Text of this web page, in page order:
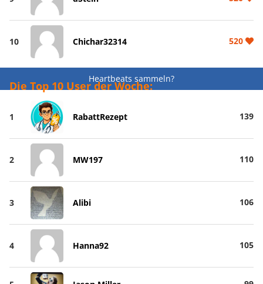
10 Chichar32314 520
Heartbeats sammeln?
Die Top 10 User der Woche:
1 RabattRezept 139
2 MW197 110
3 Alibi 106
4 Hanna92 105